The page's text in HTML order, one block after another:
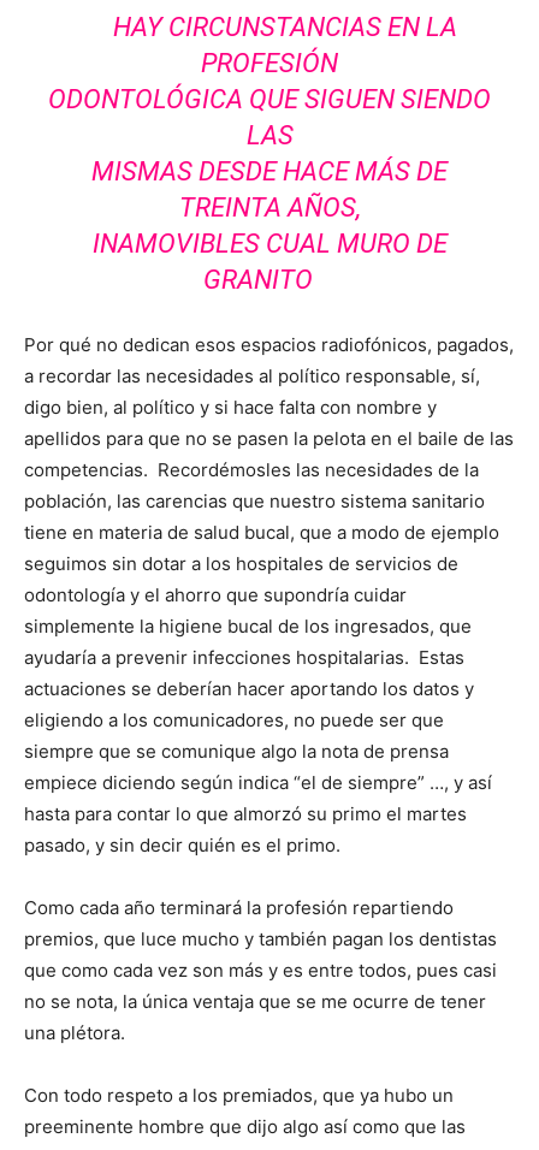
HAY CIRCUNSTANCIAS EN LA
PROFESIÓN
ODONTOLÓGICA QUE SIGUEN SIENDO
LAS
MISMAS DESDE HACE MÁS DE
TREINTA AÑOS,
INAMOVIBLES CUAL MURO DE
GRANITO
Por qué no dedican esos espacios radiofónicos, pagados,
a recordar las necesidades al político responsable, sí,
digo bien, al político y si hace falta con nombre y
apellidos para que no se pasen la pelota en el baile de las
competencias. Recordémosles las necesidades de la
población, las carencias que nuestro sistema sanitario
tiene en materia de salud bucal, que a modo de ejemplo
seguimos sin dotar a los hospitales de servicios de
odontología y el ahorro que supondría cuidar
simplemente la higiene bucal de los ingresados, que
ayudaría a prevenir infecciones hospitalarias. Estas
actuaciones se deberían hacer aportando los datos y
eligiendo a los comunicadores, no puede ser que
siempre que se comunique algo la nota de prensa
empiece diciendo según indica “el de siempre” …, y así
hasta para contar lo que almorzó su primo el martes
pasado, y sin decir quién es el primo.
Como cada año terminará la profesión repartiendo
premios, que luce mucho y también pagan los dentistas
que como cada vez son más y es entre todos, pues casi
no se nota, la única ventaja que se me ocurre de tener
una plétora.
Con todo respeto a los premiados, que ya hubo un
preeminente hombre que dijo algo así como que las